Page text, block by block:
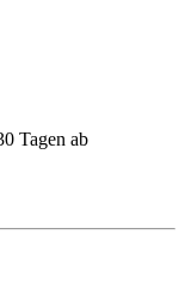
Tagen ab